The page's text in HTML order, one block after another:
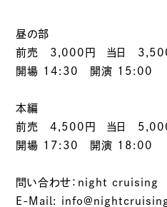
昼の部
前売 3,000円 当日 3,500円
開場 14:30 開演 15:00
本編
前売 4,500円 当日
開場 17:30 開演 18:00
問い合わせ：night cruising
E-Mail: